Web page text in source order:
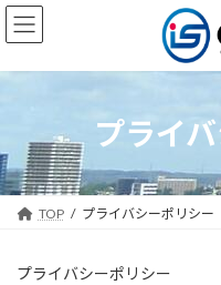
コ
ン
ン
キ
ッ
ナ
ビ
ー
に
移
プライ
TOP プライバシーポリシー
プライバシーポリシー